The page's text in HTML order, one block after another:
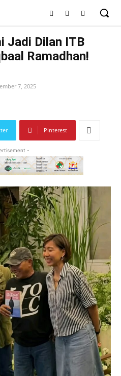
Jadi Dilan ITB
Ramadhan!
7, 2025
Pinterest
-